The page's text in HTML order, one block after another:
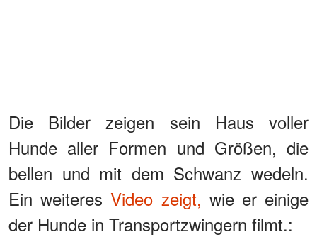
Die Bilder zeigen sein Haus voller
Hunde aller Formen und Größen, die
bellen und mit dem Schwanz wedeln.
Ein weiteresVideo zeigt, wie er einige
der Hunde in Transportzwingern filmt.: